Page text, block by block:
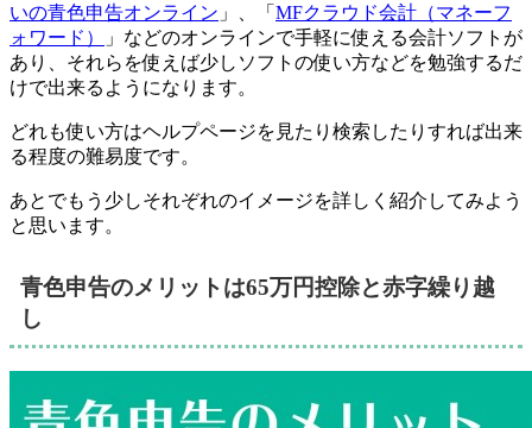
いの青色申告オンライン 」、「 MFクラウド会計（マネーフ
ォワード）
」などのオンラインで手軽に使える会計ソフトが
あり、それらを使えば少しソフトの使い方などを勉強するだ
けで出来る ようになります。
どれも使い方はヘルプページを見たり検索したりすれば出来
る程度の難易度です。
あとでもう少しそれぞれのイメージを詳しく紹介してみよう
と思います。
青色申告のメリットは65万円控除と赤字繰り越
し